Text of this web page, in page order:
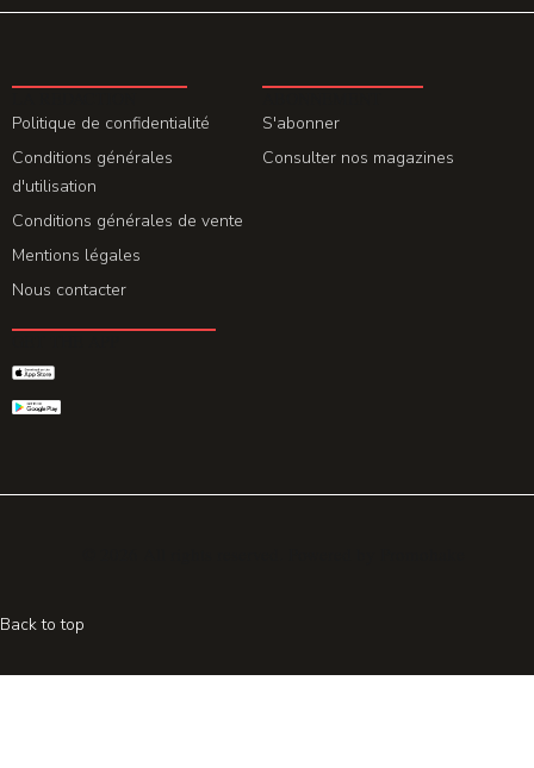
Politique de confidentialité
Conditions générales
d'utilisation
Conditions générales de vente
Mentions légales
Nous contacter
S'abonner
Consulter nos magazines
Back to top